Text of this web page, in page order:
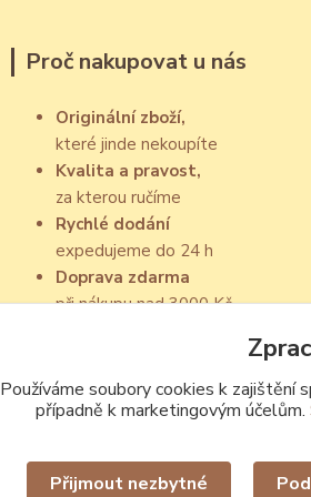
Proč nakupovat u nás
Originální zboží,
které jinde nekoupíte
Kvalita a pravost,
za kterou ručíme
Rychlé dodání
expedujeme do 24 h
Doprava zdarma
při nákupu nad 3000 Kč
Používáme soubory cookies k zajištění
případně k marketingovým účelům.
Přijmout nezbytné